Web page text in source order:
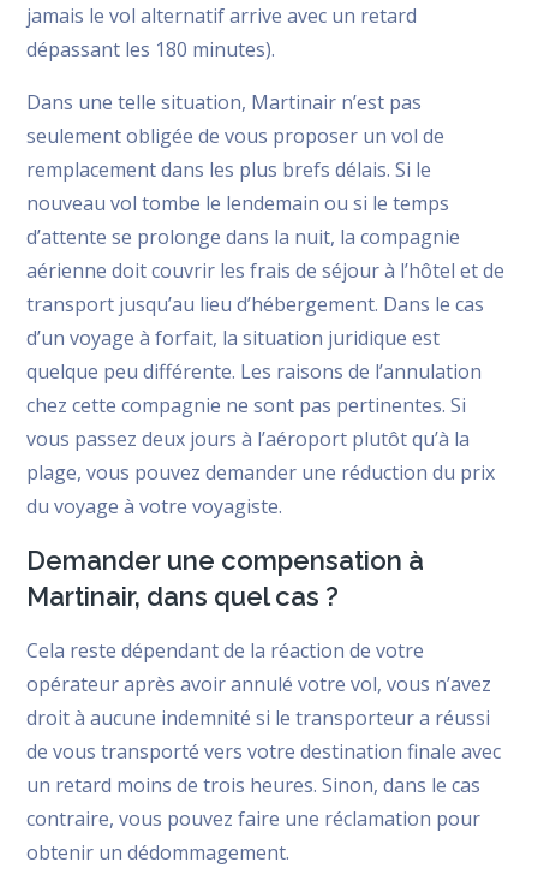
jamais le vol alternatif arrive avec un retard
dépassant les 180 minutes).
Dans une telle situation, Martinair n’est pas
seulement obligée de vous proposer un vol de
remplacement dans les plus brefs délais. Si le
nouveau vol tombe le lendemain ou si le temps
d’attente se prolonge dans la nuit, la compagnie
aérienne doit couvrir les frais de séjour à l’hôtel et de
transport jusqu’au lieu d’hébergement. Dans le cas
d’un voyage à forfait, la situation juridique est
quelque peu différente. Les raisons de l’annulation
chez cette compagnie ne sont pas pertinentes. Si
vous passez deux jours à l’aéroport plutôt qu’à la
plage, vous pouvez demander une réduction du prix
du voyage à votre voyagiste.
Demander une compensation à
Martinair, dans quel cas ?
Cela reste dépendant de la réaction de votre
opérateur après avoir annulé votre vol, vous n’avez
droit à aucune indemnité si le transporteur a réussi
de vous transporté vers votre destination finale avec
un retard moins de trois heures. Sinon, dans le cas
contraire, vous pouvez faire une réclamation pour
obtenir un dédommagement.